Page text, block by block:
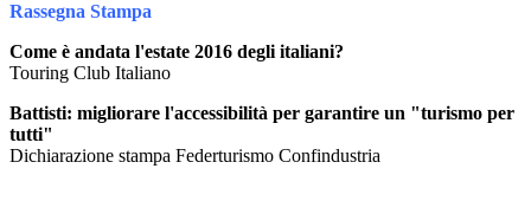
Rassegna Stampa
Come è andata l'estate 2016 degli italiani?
Touring Club Italiano
Battisti: migliorare l'accessibilità per garantire un "turismo per
tutti"
Dichiarazione stampa Federturismo Confindustria